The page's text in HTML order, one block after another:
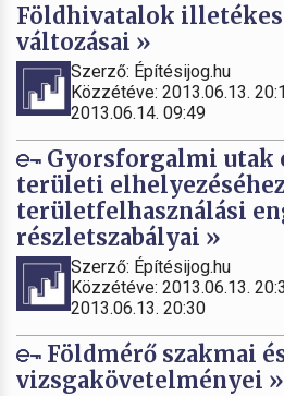
Földhivatalok
változásai »
Szerző: Építésijog.hu
Közzétéve: 2013.06.13.
2013.06.14. 09:49
Gyorsforgalmi utak
területi
területfelhasználási
részletszabályai »
Szerző: Építésijog.hu
Közzétéve: 2013.06.13.
2013.06.13. 20:30
Földmérő szakmai
vizsgakövetelményei »